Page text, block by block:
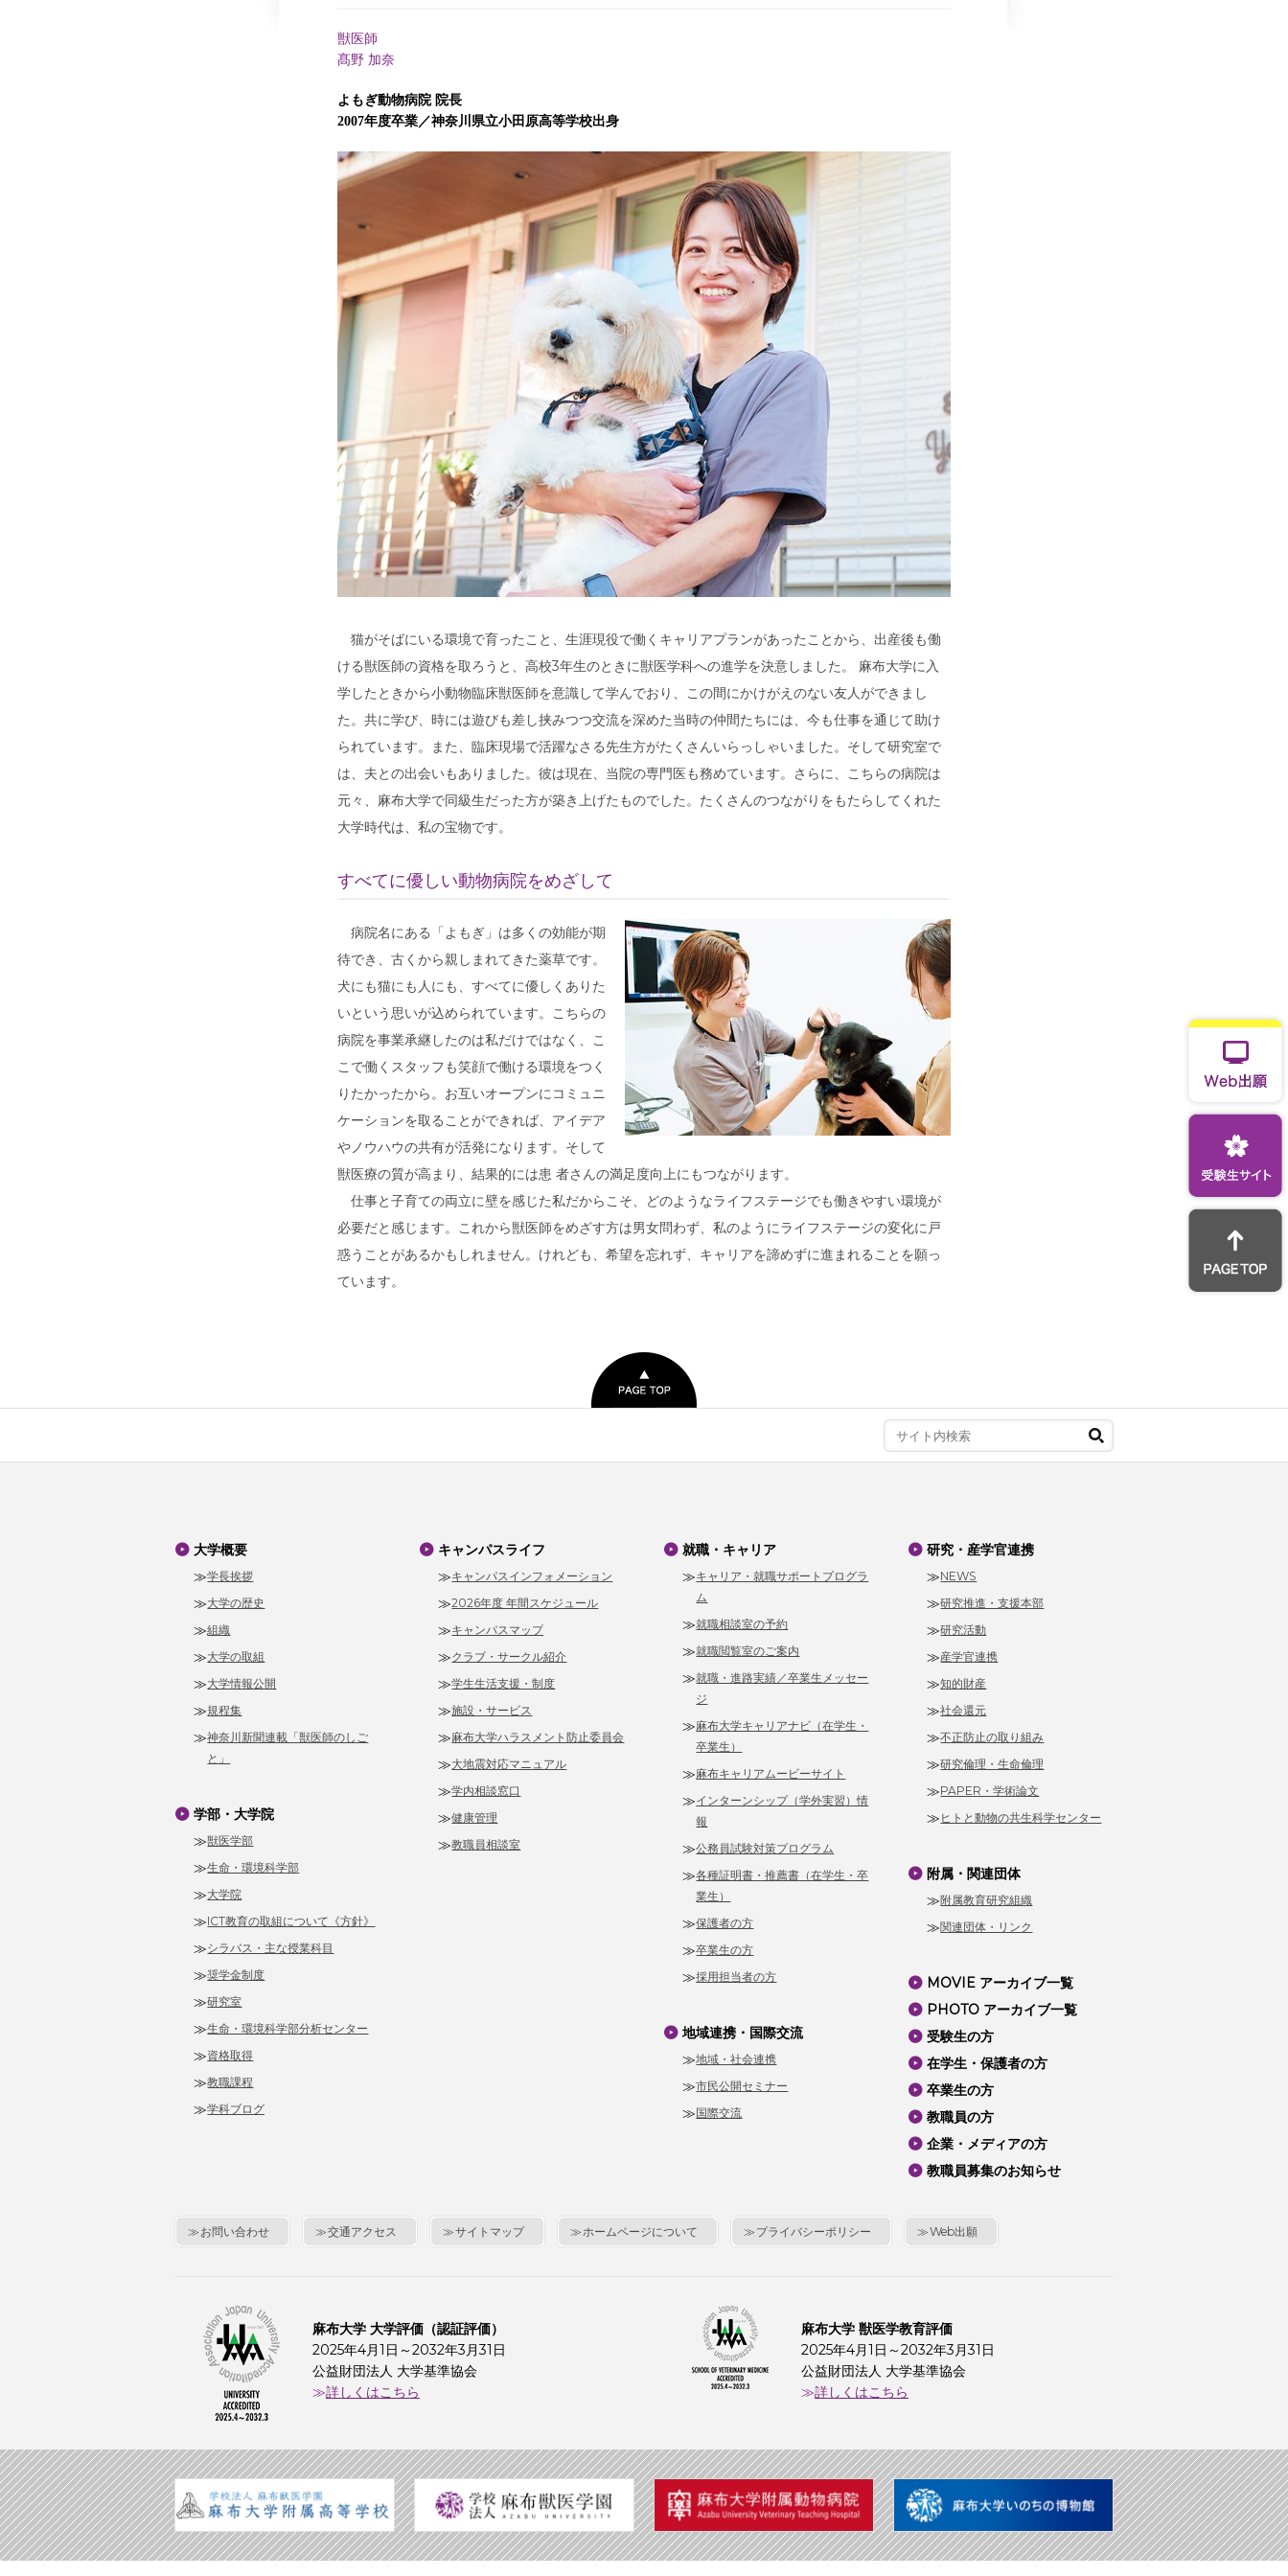
獣医師
髙野 加奈
よもぎ動物病院 院⻑
2007年度卒業／神奈川県立小田原高等学校出身
猫がそばにいる環境で育ったこと、生涯現役で働くキャリアプランがあったことから、出産後も働
ける獣医師の資格を取ろうと、高校3年生のときに獣医学科への進学を決意しました。 麻布大学に入
学したときから小動物臨床獣医師を意識して学んでおり、この間にかけがえのない友人ができまし
た。共に学び、時には遊びも差し挟みつつ交流を深めた当時の仲間たちには、今も仕事を通じて助け
られています。また、臨床現場で活躍なさる先生方がたくさんいらっしゃいました。そして研究室で
は、夫との出会いもありました。彼は現在、当院の専門医も務めています。さらに、こちらの病院は
元々、麻布大学で同級生だった方が築き上げたものでした。たくさんのつながりをもたらしてくれた
大学時代は、私の宝物です。
すべてに優しい動物病院をめざして
病院名にある「よもぎ」は多くの効能が期
待でき、古くから親しまれてきた薬草です。
犬にも猫にも人にも、すべてに優しくありた
いという思いが込められています。こちらの
病院を事業承継したのは私だけではなく、こ
こで働くスタッフも笑顔で働ける環境をつく
りたかったから。お互いオープンにコミュニ
ケーションを取ることができれば、アイデア
やノウハウの共有が活発になります。そして
獣医療の質が高まり、結果的には患 者さんの満足度向上にもつながります。
仕事と子育ての両立に壁を感じた私だからこそ、どのようなライフステージでも働きやすい環境が
必要だと感じます。これから獣医師をめざす方は男女問わず、私のようにライフステージの変化に戸
惑うことがあるかもしれません。けれども、希望を忘れず、キャリアを諦めずに進まれることを願っ
ています。
大学概要
学長挨拶
大学の歴史
組織
大学の取組
大学情報公開
規程集
神奈川新聞連載「獣医師のしご
と」
学部・大学院
獣医学部
生命・環境科学部
大学院
ICT教育の取組について《方針》
シラバス・主な授業科目
奨学金制度
研究室
生命・環境科学部分析センター
資格取得
教職課程
学科ブログ
キャンパスライフ
キャンパスインフォメーション
2026年度 年間スケジュール
キャンパスマップ
クラブ・サークル紹介
学生生活支援・制度
施設・サービス
麻布大学ハラスメント防止委員会
大地震対応マニュアル
学内相談窓口
健康管理
教職員相談室
就職・キャリア
キャリア・就職サポートプログラ
ム
就職相談室の予約
就職閲覧室のご案内
就職・進路実績／卒業生メッセー
ジ
麻布大学キャリアナビ（在学生・
卒業生）
麻布キャリアムービーサイト
インターンシップ（学外実習）情
報
公務員試験対策プログラム
各種証明書・推薦書（在学生・卒
業生）
保護者の方
卒業生の方
採用担当者の方
地域連携・国際交流
地域・社会連携
市民公開セミナー
国際交流
研究・産学官連携
NEWS
研究推進・支援本部
研究活動
産学官連携
知的財産
社会還元
不正防止の取り組み
研究倫理・生命倫理
PAPER・学術論文
ヒトと動物の共生科学センター
附属・関連団体
附属教育研究組織
関連団体・リンク
MOVIE アーカイブ一覧
PHOTO アーカイブ一覧
受験生の方
在学生・保護者の方
卒業生の方
教職員の方
企業・メディアの方
教職員募集のお知らせ
お問い合わせ 交通アクセス サイトマップ ホームページについて プライバシーポリシー Web出願
麻布大学 大学評価（認証評価）
2025年4月1日～2032年3月31日
公益財団法人 大学基準協会
詳しくはこちら
麻布大学 獣医学教育評価
2025年4月1日～2032年3月31日
公益財団法人 大学基準協会
詳しくはこちら